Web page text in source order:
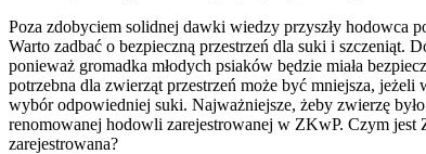
Poza zdobyciem solidnej dawki wiedzy przyszły hodowca
Warto zadbać o bezpieczną przestrzeń dla suki i szczeniąt.
ponieważ gromadka młodych psiaków będzie miała
potrzebna dla zwierząt przestrzeń może być mniejsza,
wybór odpowiedniej suki. Najważniejsze, żeby zwierzę
renomowanej hodowli zarejestrowanej w ZKwP. Czym jest
zarejestrowana?